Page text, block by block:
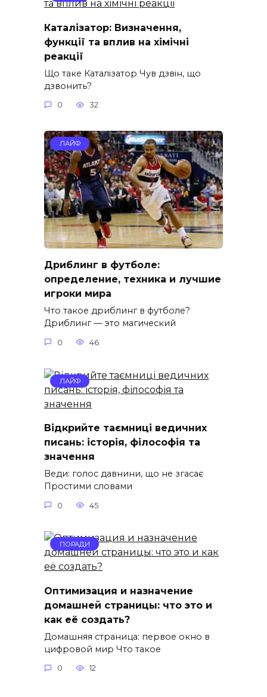
Каталізатор: Визначення,
функції та вплив на хімічні
реакції
Що таке Каталізатор Чув дзвін, що
дзвонить?
0 32
ЛАЙФ
Дриблинг в футболе:
определение, техника и лучшие
игроки мира
Что такое дриблинг в футболе?
Дриблинг — это магический
0 46
ЛАЙФ
Відкрийте таємниці ведичних
писань: історія, філософія та
значення
Веди: голос давнини, що не згасає
Простими словами
0 45
ПОРАДИ
Оптимизация и назначение
домашней страницы: что это и
как её создать?
Домашняя страница: первое окно в
цифровой мир Что такое
0 12